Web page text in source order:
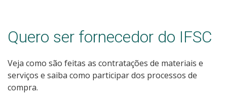
Quero ser fornecedor do IFSC
Veja como são feitas as contratações de materiais e
serviços e saiba como participar dos processos de
compra.